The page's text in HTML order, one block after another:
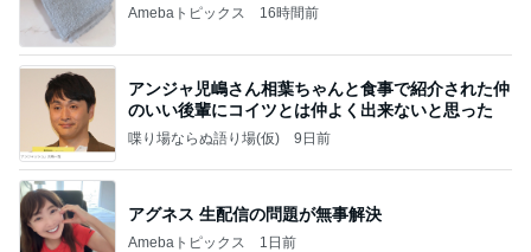
Amebaトピックス 16時間前
アンジャ児嶋さん相葉ちゃんと食事で紹介された仲
のいい後輩にコイツとは仲よく出来ないと思った
喋り場ならぬ語り場(仮) 9日前
アグネス 生配信の問題が無事解決
Amebaトピックス 1日前